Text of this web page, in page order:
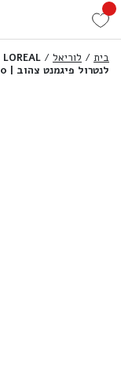
בית / לוריאל /
לנטרול פיגמנט צהוב | 200 מ”ל